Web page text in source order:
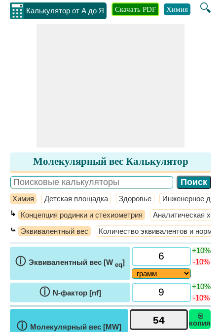
Калькулятор от А до Я 🔍
Скачать PDF Химия
Молекулярный вес Калькулятор
Химия Детская площадка Здоровье Инженерное
↳ Концепция родинки и стехиометрия Аналитическая
⤿ Эквивалентный вес Количество эквивалентов и
ⓘ Эквивалентный вес [W eq]
+10%
-10%
ⓘ N-фактор [nf]
+10%
-10%
ⓘ Молекулярный вес [MW]
⎘
копия